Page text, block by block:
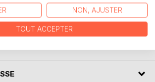
des agriculteurs qui savent profiter de
de nos petits aides ...
NON, AJUSTER
TOUT ACCEPTER